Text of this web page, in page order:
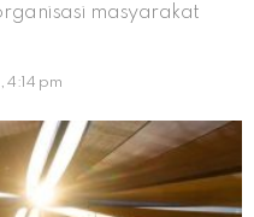
masyarakat
4:14 pm